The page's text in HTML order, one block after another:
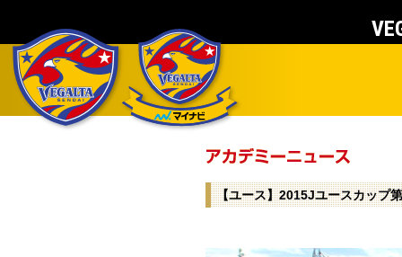
【ユース】2015Jユースカップ